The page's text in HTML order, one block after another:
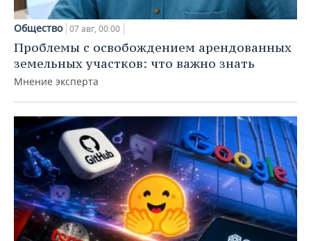
Общество 07 авг, 00:00
Проблемы с освобождением арендованных
земельных участков: что важно знать
Мнение эксперта